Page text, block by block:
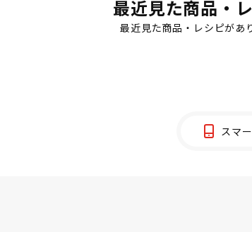
最近見た商品・
最近見た商品・レシピがあ
スマ